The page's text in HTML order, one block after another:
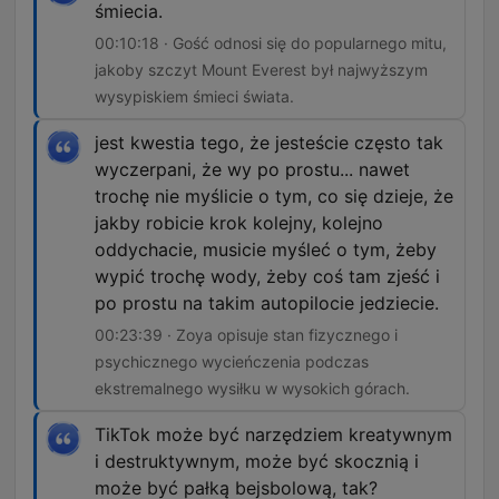
śmiecia.
00:10:18 · Gość odnosi się do popularnego mitu,
jakoby szczyt Mount Everest był najwyższym
wysypiskiem śmieci świata.
jest kwestia tego, że jesteście często tak
wyczerpani, że wy po prostu... nawet
trochę nie myślicie o tym, co się dzieje, że
jakby robicie krok kolejny, kolejno
oddychacie, musicie myśleć o tym, żeby
wypić trochę wody, żeby coś tam zjeść i
po prostu na takim autopilocie jedziecie.
00:23:39 · Zoya opisuje stan fizycznego i
psychicznego wycieńczenia podczas
ekstremalnego wysiłku w wysokich górach.
TikTok może być narzędziem kreatywnym
i destruktywnym, może być skocznią i
może być pałką bejsbolową, tak?